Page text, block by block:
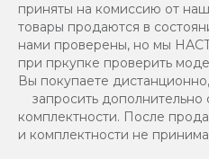
приняты на комиссию от
товары продаются в
нами проверены, но мы
при пркупке проверить
Вы покупаете
запросить дополнительно
комплектности. После
и комплектности не